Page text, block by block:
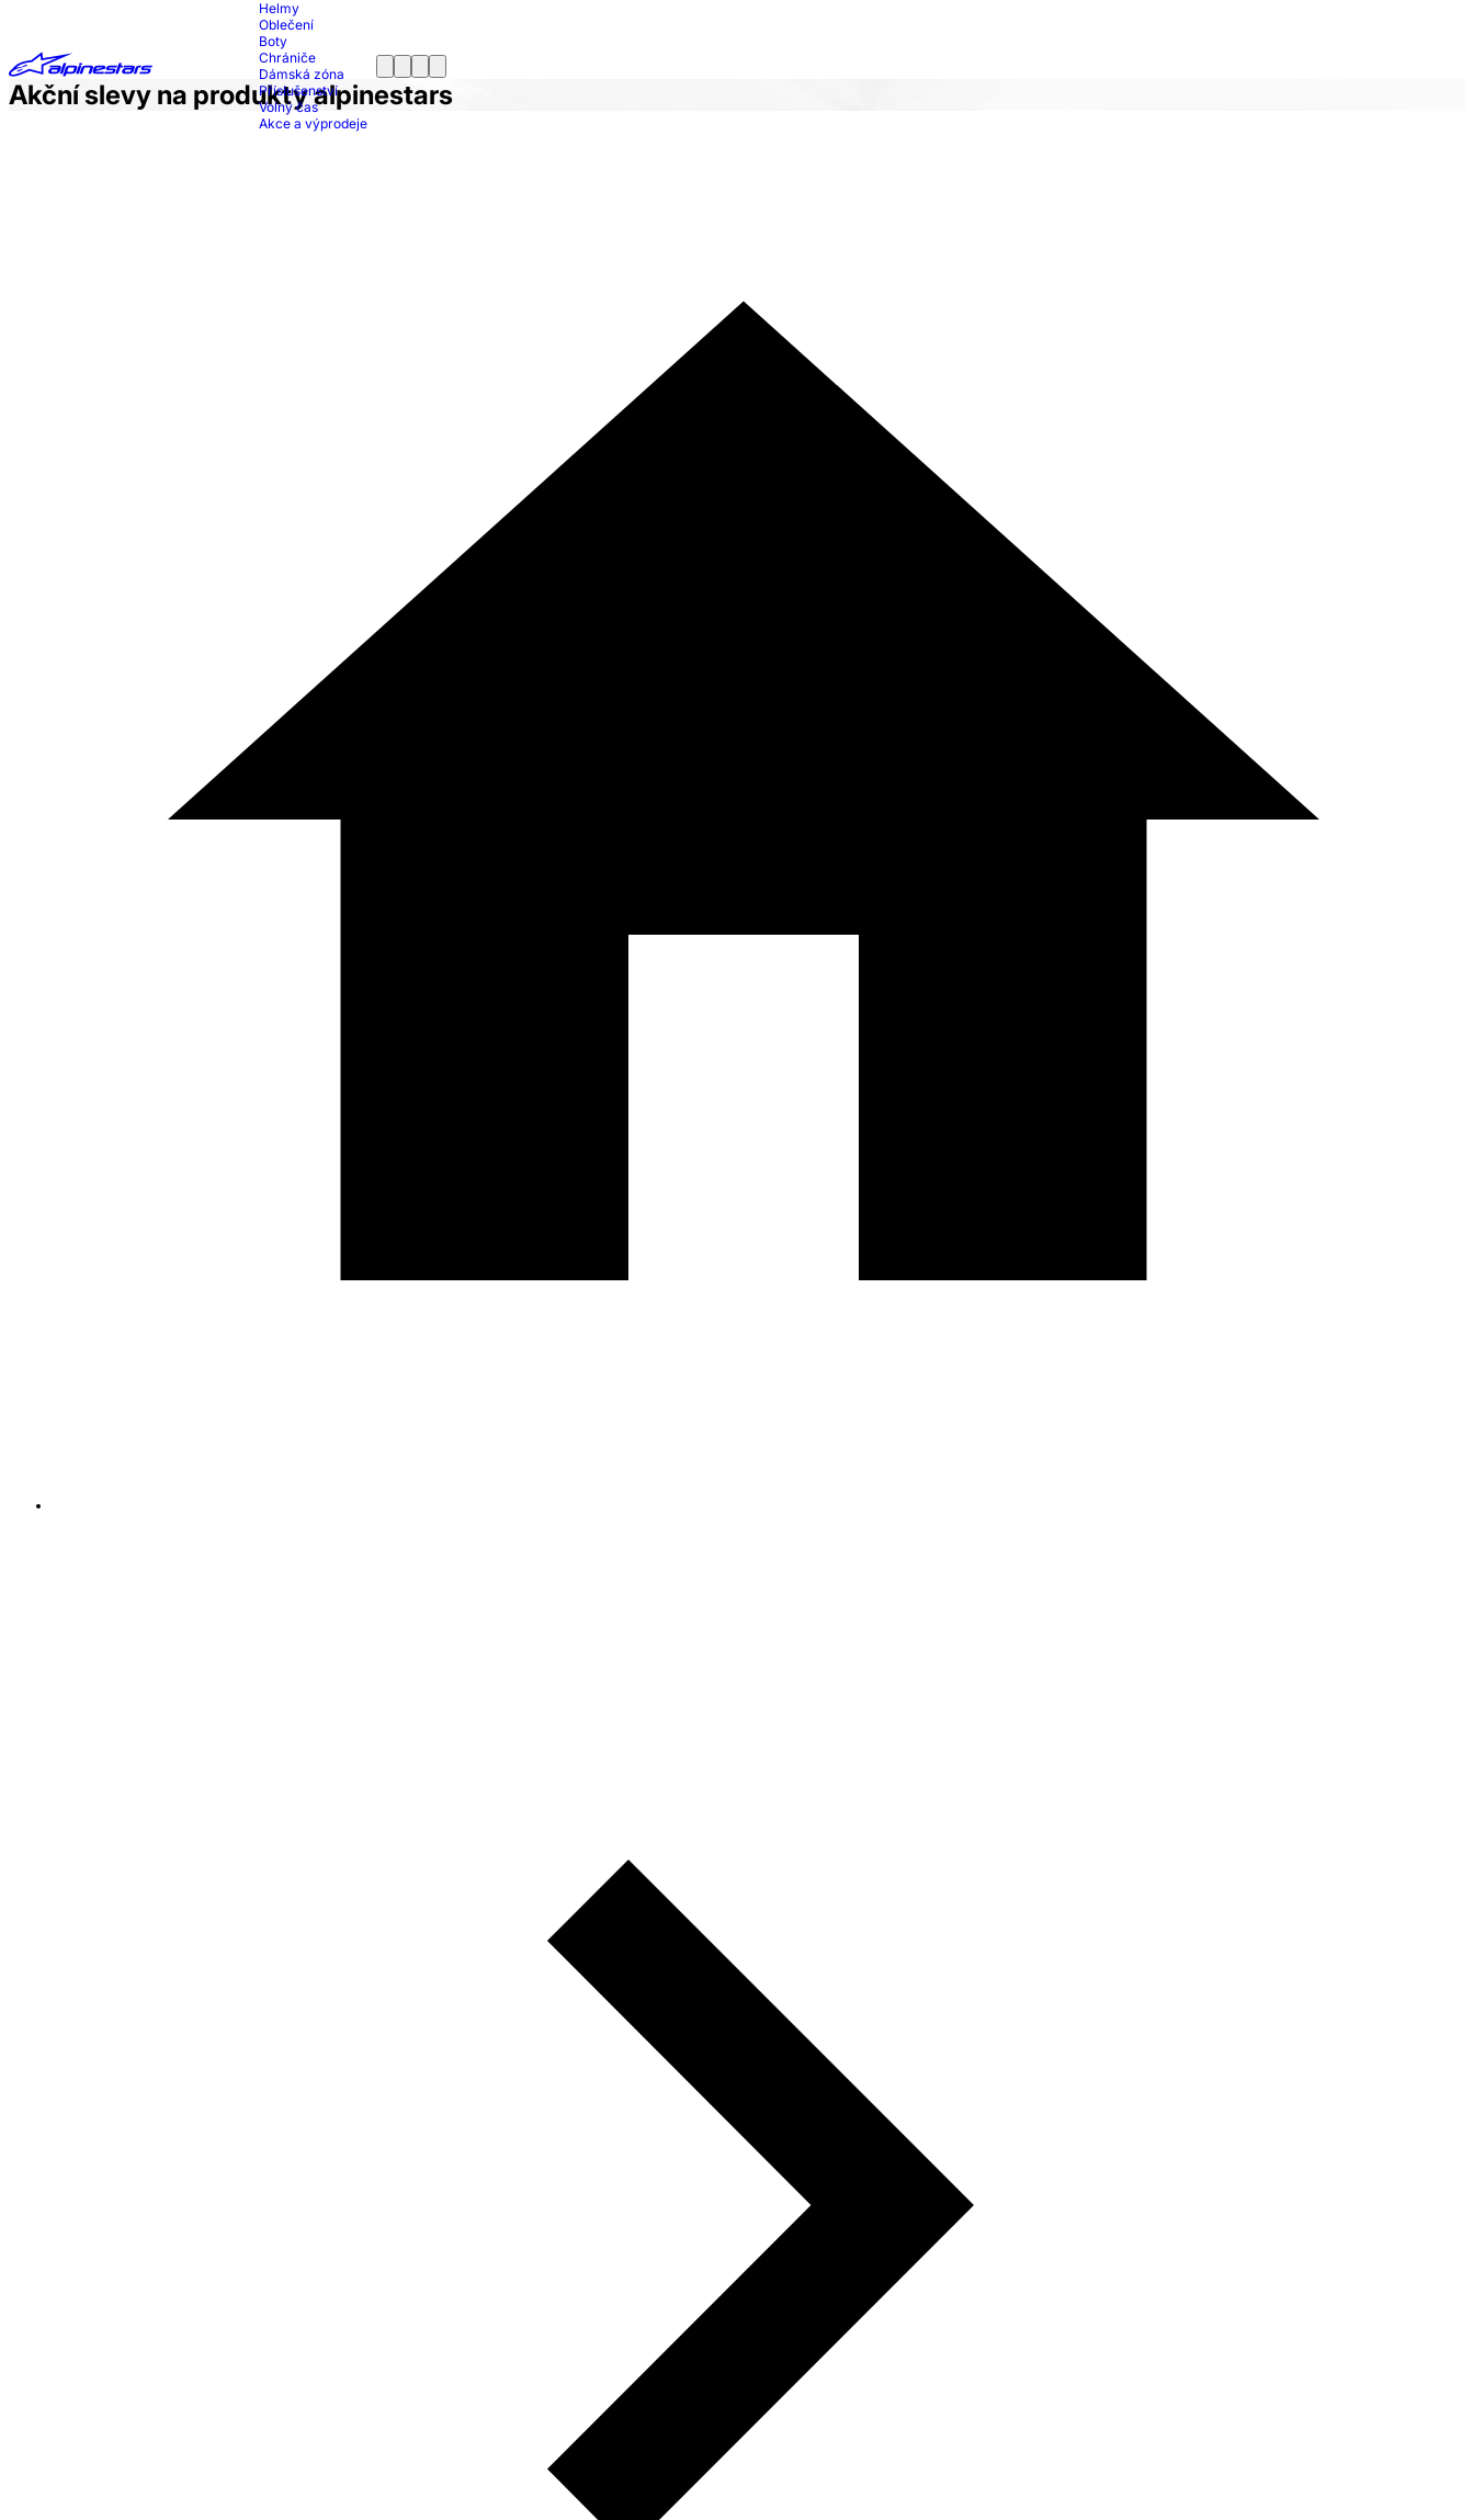
Helmy
Oblečení
Boty
Chrániče
Dámská zóna
Příslušenství
Volný čas
Akce a výprodeje
Akční slevy na produkty alpinestars